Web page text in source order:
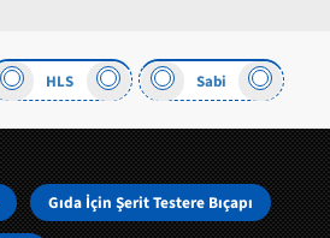
HLS Sabi
Gıda İçin Şerit Testere Bıçapı